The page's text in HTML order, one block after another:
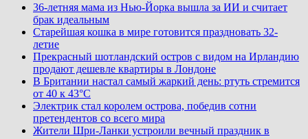
36-летняя мама из Нью-Йорка вышла за ИИ и считает
брак идеальным
Старейшая кошка в мире готовится праздновать 32-
летие
Прекрасный шотландский остров с видом на Ирландию
продают дешевле квартиры в Лондоне
В Британии настал самый жаркий день: ртуть стремится
от 40 к 43°C
Электрик стал королем острова, победив сотни
претендентов со всего мира
Жители Шри-Ланки устроили вечный праздник в